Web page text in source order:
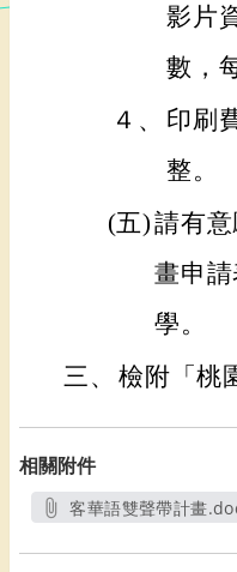
影片
數，
４、
印刷
整。
(五)請有
畫申
學。
三、 檢附「桃
相關附件
客華語雙聲帶計畫